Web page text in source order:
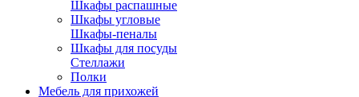
Шкафы распашные
Шкафы угловые
Шкафы-пеналы
Шкафы для посуды
Стеллажи
Полки
Мебель для прихожей